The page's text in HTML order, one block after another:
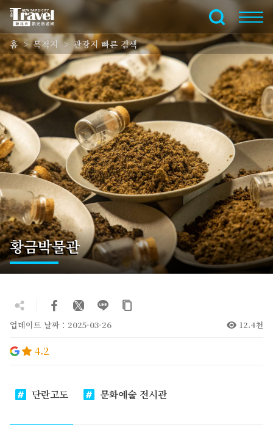
내
용
섹
션
으
로
이
동
전체 텍스
홈 목적지 관광지 빠른 검색
황금박물관
업데이트 날짜：2025-03-26 12.4천
4.2
단란고도 문화예술 전시관